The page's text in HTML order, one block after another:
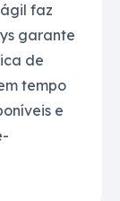
faz
garante
de
tempo
e